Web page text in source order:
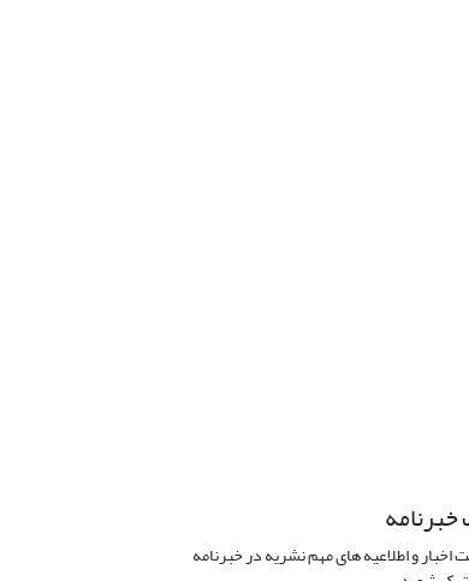
اخبار و اطلاعیه های مهم نشریه در خبرنامه